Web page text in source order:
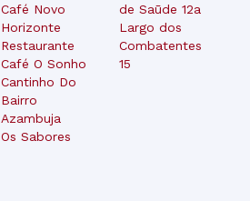
Café Novo
Horizonte
Restaurante
Café O Sonho
Cantinho Do
Bairro
Azambuja
Os Sabores
de Saūde 12a
Largo dos
Combatentes
15